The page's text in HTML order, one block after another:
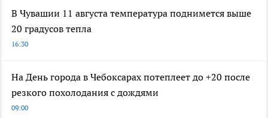
В Чувашии 11 августа температура поднимется выше
20 градусов тепла
16:30
На День города в Чебоксарах потеплеет до +20 после
резкого похолодания с дождями
09:00